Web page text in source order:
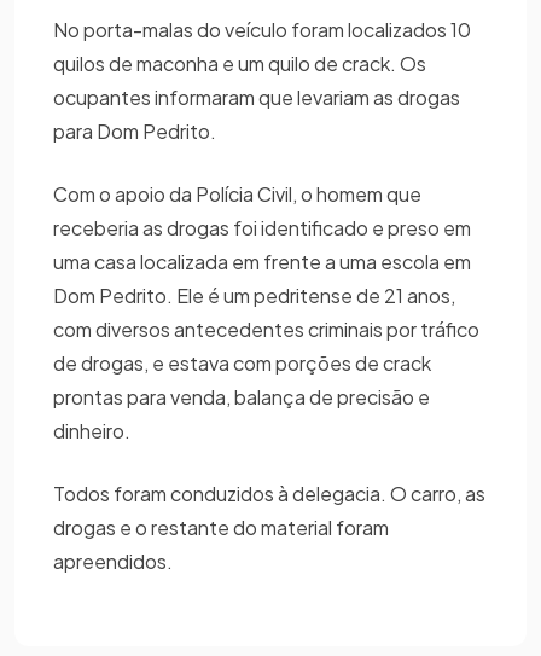
No porta-malas do veículo foram localizados 10
quilos de maconha e um quilo de crack. Os
ocupantes informaram que levariam as drogas
para Dom Pedrito.
Com o apoio da Polícia Civil, o homem que
receberia as drogas foi identificado e preso em
uma casa localizada em frente a uma escola em
Dom Pedrito. Ele é um pedritense de 21 anos,
com diversos antecedentes criminais por tráfico
de drogas, e estava com porções de crack
prontas para venda, balança de precisão e
dinheiro.
Todos foram conduzidos à delegacia. O carro, as
drogas e o restante do material foram
apreendidos.